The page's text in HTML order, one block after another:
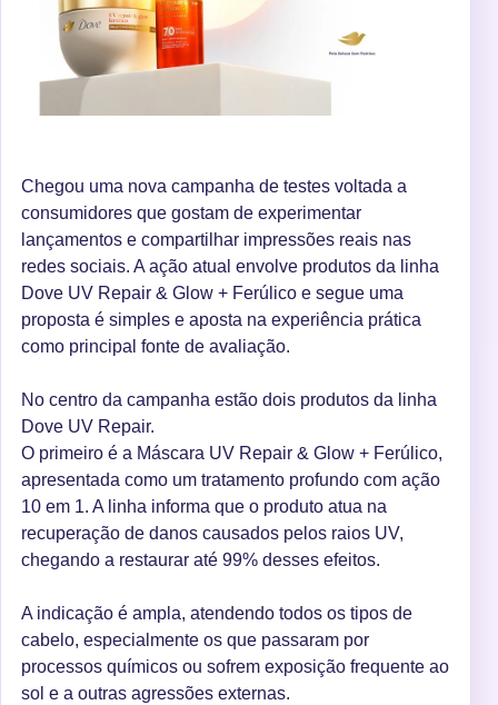
Chegou uma nova campanha de testes voltada a
consumidores que gostam de experimentar
lançamentos e compartilhar impressões reais nas
redes sociais. A ação atual envolve produtos da linha
Dove UV Repair & Glow + Ferúlico e segue uma
proposta é simples e aposta na experiência prática
como principal fonte de avaliação.
No centro da campanha estão dois produtos da linha
Dove UV Repair.
O primeiro é a Máscara UV Repair & Glow + Ferúlico,
apresentada como um tratamento profundo com ação
10 em 1. A linha informa que o produto atua na
recuperação de danos causados pelos raios UV,
chegando a restaurar até 99% desses efeitos.
A indicação é ampla, atendendo todos os tipos de
cabelo, especialmente os que passaram por
processos químicos ou sofrem exposição frequente ao
sol e a outras agressões externas.